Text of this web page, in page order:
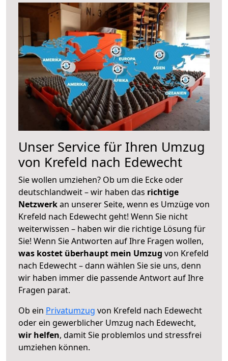
Unser Service für Ihren Umzug
von Krefeld nach Edewecht
Sie wollen umziehen? Ob um die Ecke oder
deutschlandweit – wir haben das richtige
Netzwerkan unserer Seite, wenn es Umzüge von
Krefeld nach Edewecht geht! Wenn Sie nicht
weiterwissen – haben wir die richtige Lösung für
Sie! Wenn Sie Antworten auf Ihre Fragen wollen,
was kostet überhaupt mein Umzug von Krefeld
nach Edewecht – dann wählen Sie sie uns, denn
wir haben immer die passende Antwort auf Ihre
Fragen parat.
Ob ein Privatumzug von Krefeld nach Edewecht
oder ein gewerblicher Umzug nach Edewecht,
wir helfen, damit Sie problemlos und stressfrei
umziehen können.